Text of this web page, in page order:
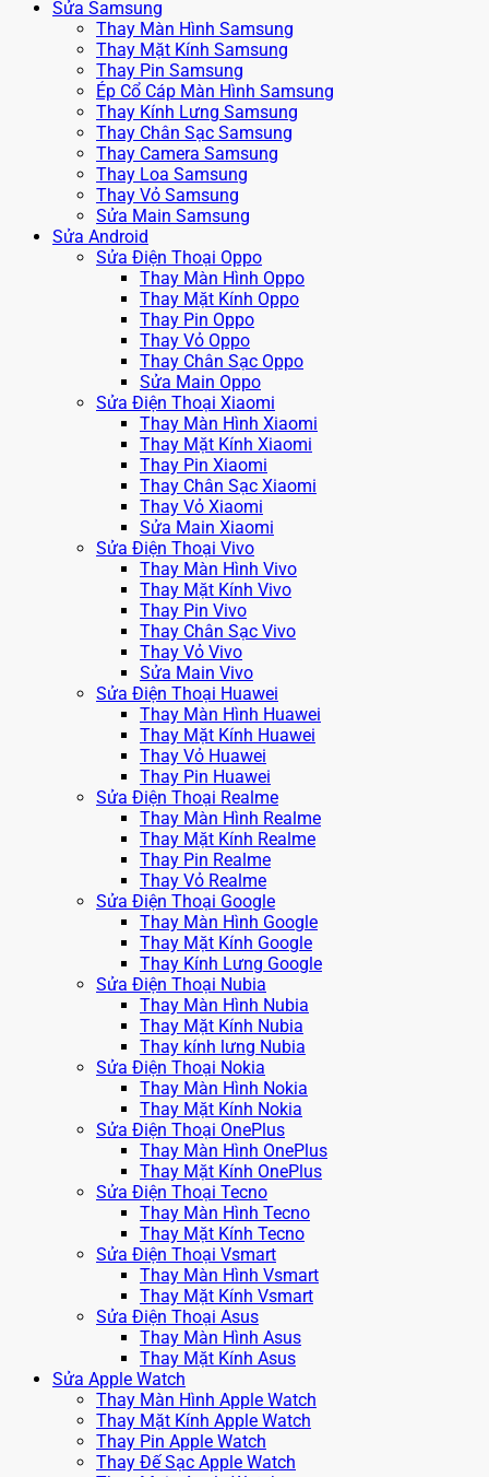
Sửa Samsung
Thay Màn Hình Samsung
Thay Mặt Kính Samsung
Thay Pin Samsung
Ép Cổ Cáp Màn Hình Samsung
Thay Kính Lưng Samsung
Thay Chân Sạc Samsung
Thay Camera Samsung
Thay Loa Samsung
Thay Vỏ Samsung
Sửa Main Samsung
Sửa Android
Sửa Điện Thoại Oppo
Thay Màn Hình Oppo
Thay Mặt Kính Oppo
Thay Pin Oppo
Thay Vỏ Oppo
Thay Chân Sạc Oppo
Sửa Main Oppo
Sửa Điện Thoại Xiaomi
Thay Màn Hình Xiaomi
Thay Mặt Kính Xiaomi
Thay Pin Xiaomi
Thay Chân Sạc Xiaomi
Thay Vỏ Xiaomi
Sửa Main Xiaomi
Sửa Điện Thoại Vivo
Thay Màn Hình Vivo
Thay Mặt Kính Vivo
Thay Pin Vivo
Thay Chân Sạc Vivo
Thay Vỏ Vivo
Sửa Main Vivo
Sửa Điện Thoại Huawei
Thay Màn Hình Huawei
Thay Mặt Kính Huawei
Thay Vỏ Huawei
Thay Pin Huawei
Sửa Điện Thoại Realme
Thay Màn Hình Realme
Thay Mặt Kính Realme
Thay Pin Realme
Thay Vỏ Realme
Sửa Điện Thoại Google
Thay Màn Hình Google
Thay Mặt Kính Google
Thay Kính Lưng Google
Sửa Điện Thoại Nubia
Thay Màn Hình Nubia
Thay Mặt Kính Nubia
Thay kính lưng Nubia
Sửa Điện Thoại Nokia
Thay Màn Hình Nokia
Thay Mặt Kính Nokia
Sửa Điện Thoại OnePlus
Thay Màn Hình OnePlus
Thay Mặt Kính OnePlus
Sửa Điện Thoại Tecno
Thay Màn Hình Tecno
Thay Mặt Kính Tecno
Sửa Điện Thoại Vsmart
Thay Màn Hình Vsmart
Thay Mặt Kính Vsmart
Sửa Điện Thoại Asus
Thay Màn Hình Asus
Thay Mặt Kính Asus
Sửa Apple Watch
Thay Màn Hình Apple Watch
Thay Mặt Kính Apple Watch
Thay Pin Apple Watch
Thay Đế Sạc Apple Watch